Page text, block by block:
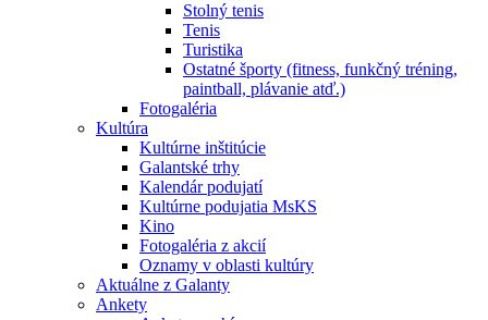
Stolný tenis
Tenis
Turistika
Ostatné športy (fitness, funkčný tréning,
paintball, plávanie atď.)
Fotogaléria
Kultúra
Kultúrne inštitúcie
Galantské trhy
Kalendár podujatí
Kultúrne podujatia MsKS
Kino
Fotogaléria z akcií
Oznamy v oblasti kultúry
Aktuálne z Galanty
Ankety